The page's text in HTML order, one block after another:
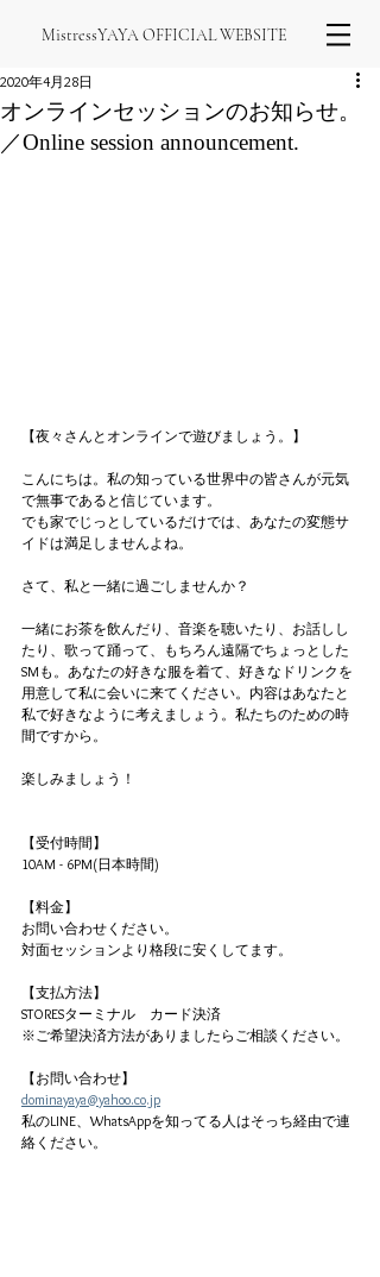
MistressYAYA OFFICIAL WEBSITE
オンラインセッションのお知らせ。
／Online session announcement.
2020年4月28日
【夜々さんとオンラインで遊びましょう。】
こんにちは。私の知っている世界中の皆さんが元気
で無事であると信じています。
でも家でじっとしているだけでは、あなたの変態サ
イドは満足しませんよね。
さて、私と一緒に過ごしませんか？
一緒にお茶を飲んだり、音楽を聴いたり、お話しし
たり、歌って踊って、もちろん遠隔でちょっとした
SMも。あなたの好きな服を着て、好きなドリンクを
用意して私に会いに来てください。 内容はあなたと
私で好きなように考えましょう。私たちのための時
間ですから。
楽しみましょう！
【受付時間】
10AM - 6PM(日本時間)
【料金】
お問い合わせください。
対面セッションより格段に安くしてます。
【支払方法】
STORESターミナル　カード決済
※ご希望決済方法がありましたらご相談ください。
【お問い合わせ】
dominayaya@yahoo.co.jp
私のLINE、WhatsAppを知ってる人はそっち経由で連
絡ください。